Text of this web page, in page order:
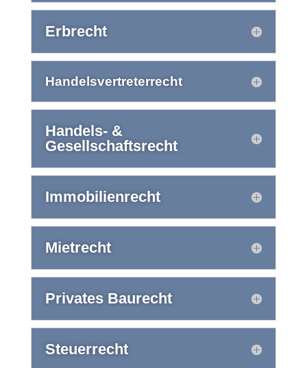
Erbrecht
Handelsvertreterrecht
Handels- &
Gesellschaftsrecht
Immobilienrecht
Mietrecht
Privates Baurecht
Steuerrecht